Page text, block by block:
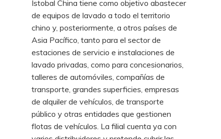
Istobal China tiene como objetivo abastecer
de equipos de lavado a todo el territorio
chino y, posteriormente, a otros países de
Asia Pacífico, tanto para el sector de
estaciones de servicio e instalaciones de
lavado privadas, como para concesionarios,
talleres de automóviles, compañías de
transporte, grandes superficies, empresas
de alquiler de vehículos, de transporte
público y otras entidades que gestionen
flotas de vehículos. La filial cuenta ya con